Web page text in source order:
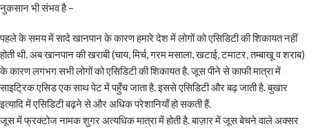
नुकसान भी संभव है –
पहले के समय में सादे खानपान के कारण हमारे देश में लोगों को एसिडिटी की शिकायत नहीं
होती थी. अब खानपान की खराबी (चाय, मिर्च, गरम मसाला, खटाई, टमाटर, तम्बाखू व शराब)
के कारण लगभग सभी लोगों को एसिडिटी की शिकायत है. जूस पीने से काफी मात्रा में
साइट्रिक एसिड एक साथ पेट में पहुँच जाता है. इससे एसिडिटी और बढ़ जाती है. बुखार
इत्यादि में एसिडिटी बढ़ने से और अधिक परेशानियाँ हो सकती हैं.
जूस में फ्रक्टोज नामक शुगर अत्यधिक मात्रा में होती है. बाज़ार में जूस बेचने वाले अक्सर